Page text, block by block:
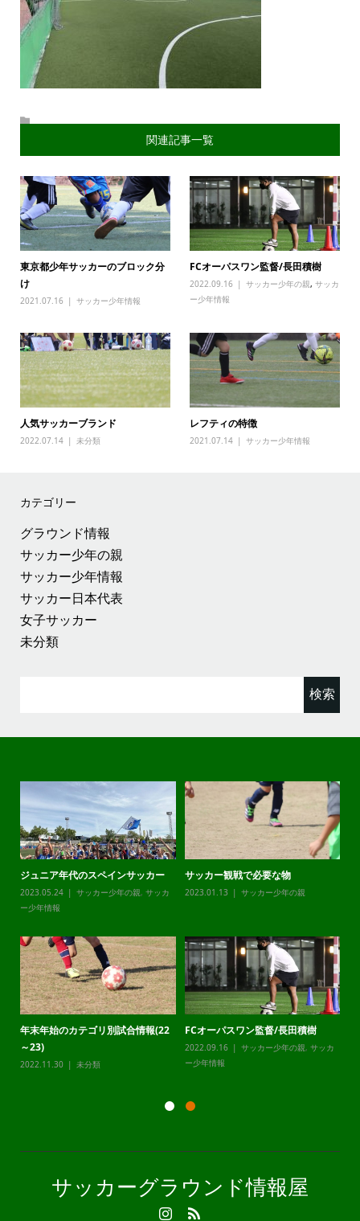
関連記事一覧
東京都少年サッカーのブロック分
け
2021.07.16 サッカー少年情報
FCオーパスワン監督/長田積樹
2022.09.16 サッカー少年の親,サッカ
ー少年情報
人気サッカーブランド
2022.07.14 未分類
レフティの特徴
2021.07.14 サッカー少年情報
カテゴリー
グラウンド情報
サッカー少年の親
サッカー少年情報
サッカー日本代表
女子サッカー
未分類
ジュニア年代のスペインサッカー
2023.05.24 サッカー少年の親, サッカ
ー少年情報
サッカー観戦で必要な物
2023.01.13 サッカー少年の親
年末年始のカテゴリ別試合情報(22
～23)
2022.11.30 未分類
FCオーパスワン監督/長田積樹
2022.09.16 サッカー少年の親, サッカ
ー少年情報
サッカーグラウンド情報屋